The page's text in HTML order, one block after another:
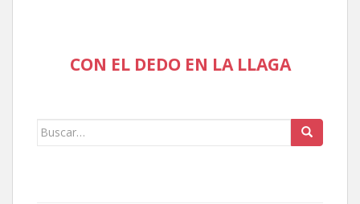
CON EL DEDO EN LA LLAGA
Buscar: